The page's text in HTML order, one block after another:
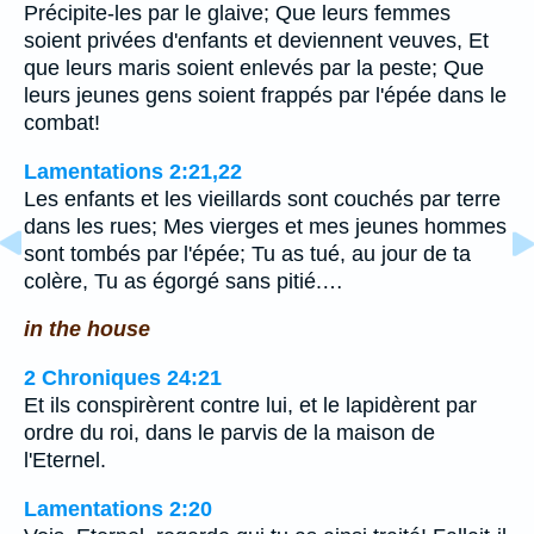
Précipite-les par le glaive; Que leurs femmes
soient privées d'enfants et deviennent veuves, Et
que leurs maris soient enlevés par la peste; Que
leurs jeunes gens soient frappés par l'épée dans le
combat!
Lamentations 2:21,22
Les enfants et les vieillards sont couchés par terre
dans les rues; Mes vierges et mes jeunes hommes
sont tombés par l'épée; Tu as tué, au jour de ta
colère, Tu as égorgé sans pitié.…
in the house
2 Chroniques 24:21
Et ils conspirèrent contre lui, et le lapidèrent par
ordre du roi, dans le parvis de la maison de
l'Eternel.
Lamentations 2:20